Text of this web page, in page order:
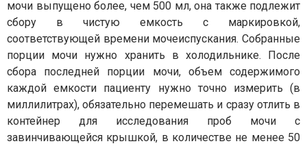
мочи выпущено более, чем 500 мл, она также подлежит
сбору в чистую емкость с маркировкой,
соответствующей времени мочеиспускания. Собранные
порции мочи нужно хранить в холодильнике. После
сбора последней порции мочи, объем содержимого
каждой емкости пациенту нужно точно измерить (в
миллилитрах), обязательно перемешать и сразу отлить в
контейнер для исследования проб мочи с
завинчивающейся крышкой, в количестве не менее 50